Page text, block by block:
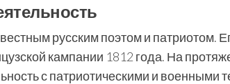
русским поэтом и патриотом.
кампании 1812 года. На
с патриотическими и военными